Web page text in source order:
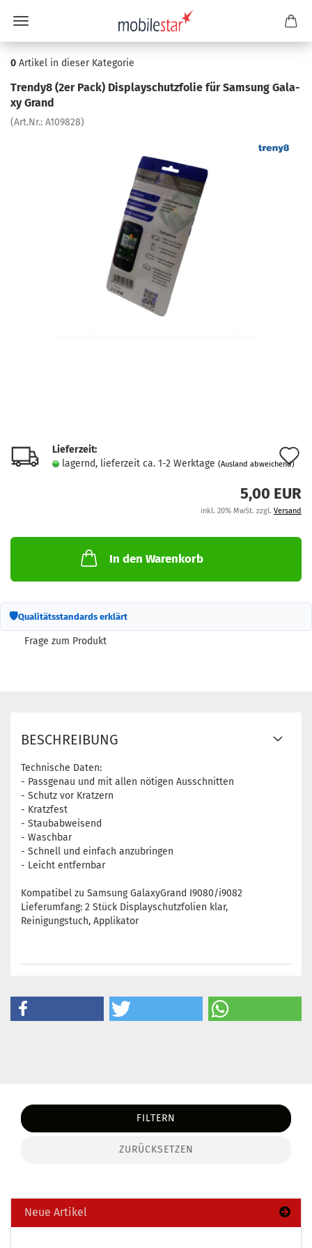
0 Artikel in dieser Kategorie
Trendy8 (2er Pack) Dis­play­schutz­fo­lie für Sam­sung Ga­la­
xy Grand
(Art.Nr.: A109828)
Lieferzeit:
lagernd, lieferzeit ca. 1-2 Werktage (Ausland abweichend)
5,00 EUR
inkl. 20% MwSt. zzgl. Versand
In den Warenkorb
🛡Qualitätsstandards erklärt
Frage zum Produkt
BESCHREIBUNG
Technische Daten:
- Passgenau und mit allen nötigen Ausschnitten
- Schutz vor Kratzern
- Kratzfest
- Staubabweisend
- Waschbar
- Schnell und einfach anzubringen
- Leicht entfernbar
Kompatibel zu Samsung GalaxyGrand I9080/i9082
Lieferumfang: 2 Stück Displayschutzfolien klar,
Reinigungstuch, Applikator
FILTERN
ZURÜCKSETZEN
Neue Artikel